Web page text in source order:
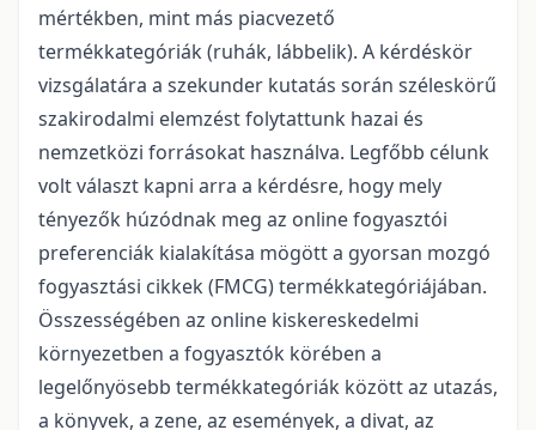
mértékben, mint más piacvezető
termékkategóriák (ruhák, lábbelik). A kérdéskör
vizsgálatára a szekunder kutatás során széleskörű
szakirodalmi elemzést folytattunk hazai és
nemzetközi forrásokat használva. Legfőbb célunk
volt választ kapni arra a kérdésre, hogy mely
tényezők húzódnak meg az online fogyasztói
preferenciák kialakítása mögött a gyorsan mozgó
fogyasztási cikkek (FMCG) termékkategóriájában.
Összességében az online kiskereskedelmi
környezetben a fogyasztók körében a
legelőnyösebb termékkategóriák között az utazás,
a könyvek, a zene, az események, a divat, az